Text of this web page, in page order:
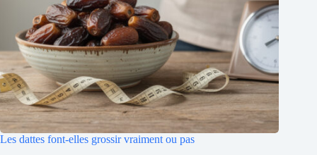
Les dattes font-elles grossir vraiment ou pas